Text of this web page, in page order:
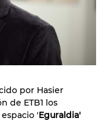
por Hasier
de ETB1 los
'Eguraldia'